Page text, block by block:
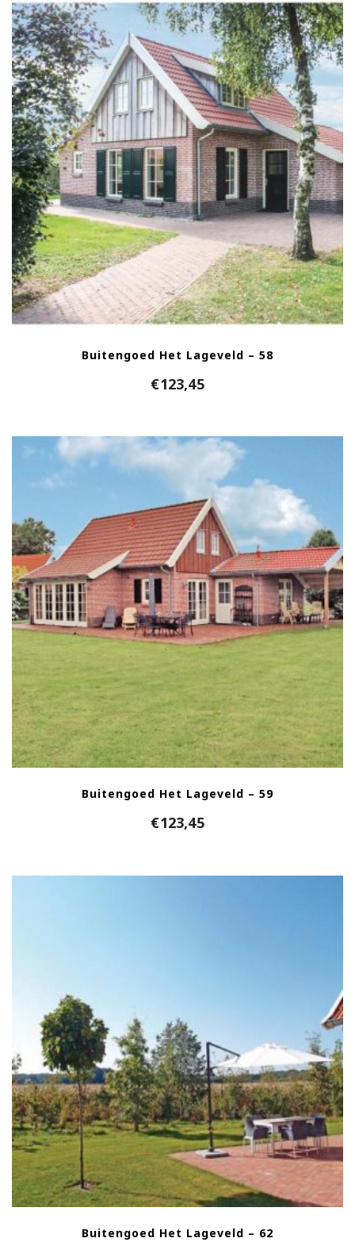
Buitengoed Het Lageveld – 58
€123,45
Buitengoed Het Lageveld – 59
€123,45
Buitengoed Het Lageveld – 62